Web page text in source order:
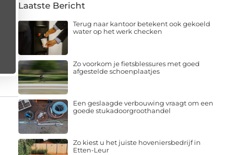
Laatste Bericht
Terug naar kantoor betekent ook gekoeld
water op het werk checken
Zo voorkom je fietsblessures met goed
afgestelde schoenplaatjes
Een geslaagde verbouwing vraagt om een
goede stukadoorgroothandel
Zo kiest u het juiste hoveniersbedrijf in
Etten-Leur